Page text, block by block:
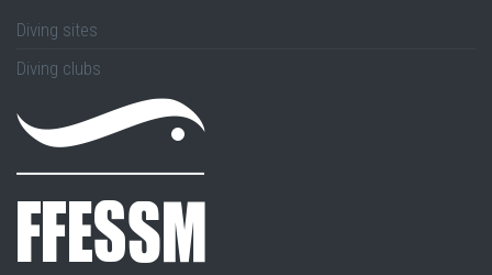
Diving sites
Diving clubs